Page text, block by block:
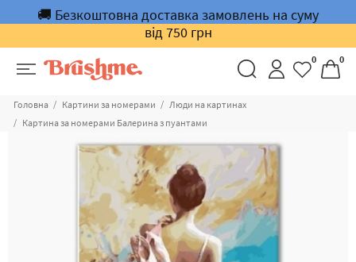
🚚 Безкоштовна доставка замовлень на суму
від 750 грн
0 0
Головна Картини за номерами
Люди на картинах
Картина за номерами Балерина з пуантами